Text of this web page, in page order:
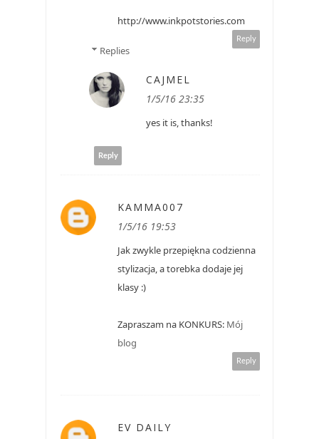
http://www.inkpotstories.com
Reply
Replies
CAJMEL
1/5/16 23:35
yes it is, thanks!
Reply
KAMMA007
1/5/16 19:53
Jak zwykle przepiękna codzienna
stylizacja, a torebka dodaje jej
klasy :)
Zapraszam na KONKURS: Mój
blog
Reply
EV DAILY